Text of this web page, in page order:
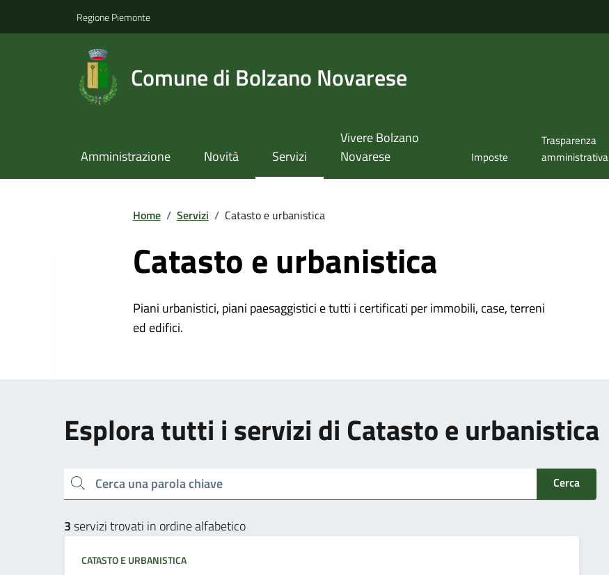
Regione Piemonte
Comune di Bolzano Novarese
Amministrazione Novità Servizi
Vivere Bolzano
Novarese
Imposte
Trasparenza
amministrativa
Home / Servizi / Catasto e urbanistica
Catasto e urbanistica
Piani urbanistici, piani paesaggistici e tutti i certificati per immobili, case, terreni
ed edifici.
Esplora tutti i servizi di Catasto e urbanistica
Cerca una parola chiave Cerca
3servizi trovati in ordine alfabetico
CATASTO E URBANISTICA